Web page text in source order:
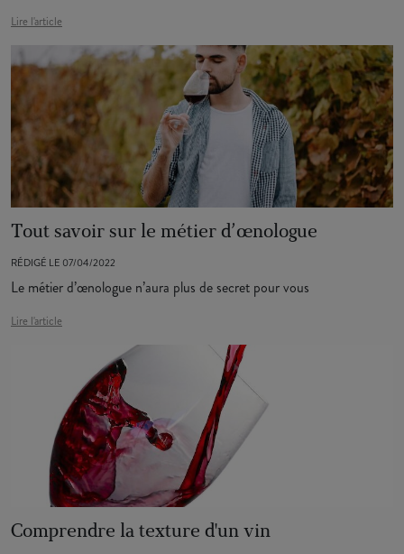
Lire l'article
Tout savoir sur le métier d’œnologue
RÉDIGÉ LE 07/04/2022
Le métier d’œnologue n’aura plus de secret pour vous
Lire l'article
Comprendre la texture d'un vin